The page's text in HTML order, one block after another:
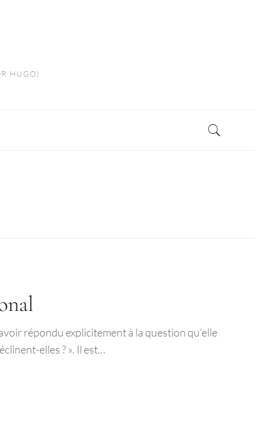
HUGO)
répondu explicitement à la question qu’elle
elles ? ». Il est…